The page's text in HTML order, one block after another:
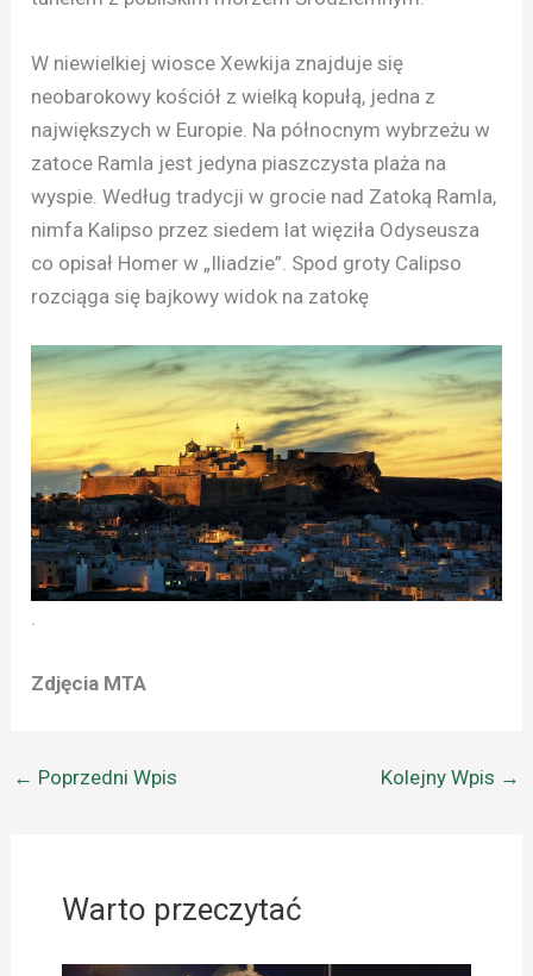
W niewielkiej wiosce Xewkija znajduje się
neobarokowy kościół z wielką kopułą, jedna z
największych w Europie. Na północnym wybrzeżu w
zatoce Ramla jest jedyna piaszczysta plaża na
wyspie. Według tradycji w grocie nad Zatoką Ramla,
nimfa Kalipso przez siedem lat więziła Odyseusza
co opisał Homer w „Iliadzie”. Spod groty Calipso
rozciąga się bajkowy widok na zatokę
Zdjęcia MTA
← Poprzedni Wpis Kolejny Wpis →
Warto przeczytać